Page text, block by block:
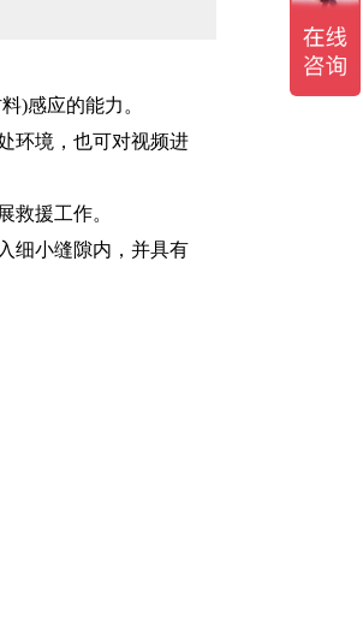
)感应的能力。
环境，也可对视频进
救援工作。
细小缝隙内，并具有